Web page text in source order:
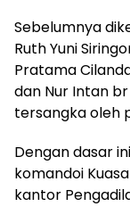
Sebelumnya
Ruth Yuni
Pratama
dan Nur Intan
tersangka oleh
Dengan dasar
komandoi
kantor